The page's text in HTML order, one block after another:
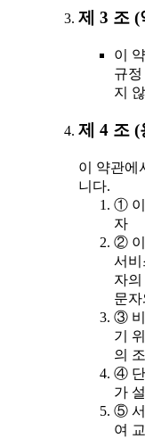
제 3 조 (
이
규
지
제 4 조 (
이 약관에
니다.
① 이
자
② 이
서비
자
문
③ 비
기
의
④ 단
가
⑤ 서
여